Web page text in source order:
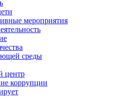
мероприятия
среды
центр
коррупции